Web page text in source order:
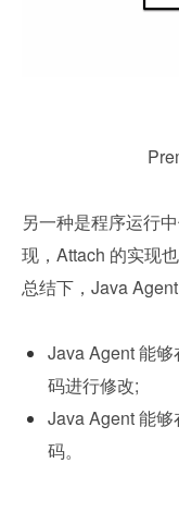
另一种是程序运行
现，Attach 的实现
总结下，Java
Java Agent 能
码进行修改;
Java Agent 能
码。